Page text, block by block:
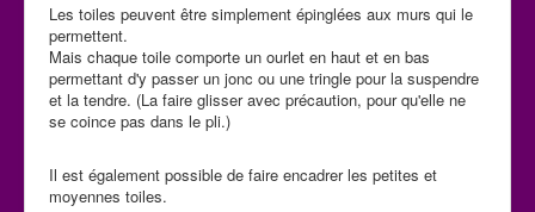
Les toiles peuvent être simplement épinglées aux murs qui le
permettent.
Mais chaque toile comporte un ourlet en haut et en bas
permettant d'y passer un jonc ou une tringle pour la suspendre
et la tendre. (La faire glisser avec précaution, pour qu'elle ne
se coince pas dans le pli.)
Il est également possible de faire encadrer les petites et
moyennes toiles.